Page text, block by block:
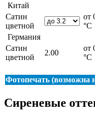
Китай
Сатин
цветной
от
°С
Германия
Сатин
цветной
2.00
от
°С
Фотопечать (возможна
Сиреневые